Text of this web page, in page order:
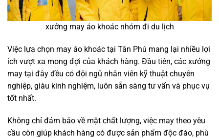
xưởng may áo khoác nhóm đi du lịch
Việc lựa chọn may áo khoác tại Tân Phú mang lại nhiều lợi
ích vượt xa mong đợi của khách hàng. Đầu tiên, các xưởng
may tại đây đều có đội ngũ nhân viên kỹ thuật chuyên
nghiệp, giàu kinh nghiệm, luôn sẵn sàng tư vấn và phục vụ
tốt nhất.
Không chỉ đảm bảo về mặt chất lượng, việc may theo yêu
cầu còn giúp khách hàng có được sản phẩm độc đáo, phù